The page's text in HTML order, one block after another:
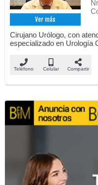
Ver más
Cirujano Urólogo, con
especializado en Urología
Teléfono Celular Compartir